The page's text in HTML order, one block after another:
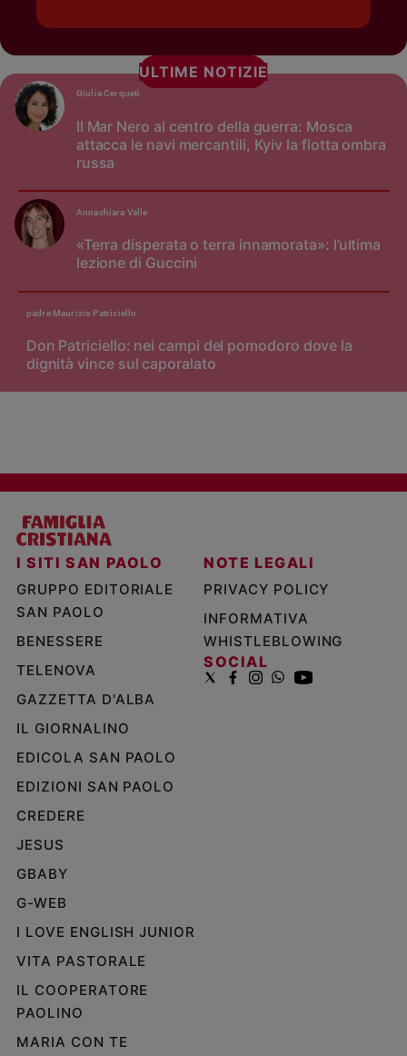
ULTIME NOTIZIE
Il Mar Nero al centro della guerra: Mosca
attacca le navi mercantili, Kyiv la flotta ombra
russa
Giulia Cerqueti
«Terra disperata o terra innamorata»: l’ultima
lezione di Guccini
Annachiara Valle
Don Patriciello: nei campi del pomodoro dove la
dignità vince sul caporalato
padre Maurizio Patriciello
I SITI SAN PAOLO
GRUPPO EDITORIALE
SAN PAOLO
BENESSERE
TELENOVA
GAZZETTA D'ALBA
IL GIORNALINO
EDICOLA SAN PAOLO
EDIZIONI SAN PAOLO
CREDERE
JESUS
GBABY
G-WEB
I LOVE ENGLISH JUNIOR
VITA PASTORALE
IL COOPERATORE
PAOLINO
MARIA CON TE
NOTE LEGALI
PRIVACY POLICY
INFORMATIVA
WHISTLEBLOWING
SOCIAL